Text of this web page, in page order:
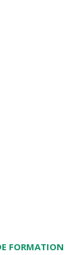
FORMATION